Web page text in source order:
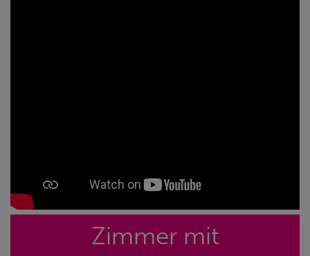
Zimmer mit